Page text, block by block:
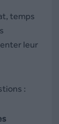
temps
leur
: